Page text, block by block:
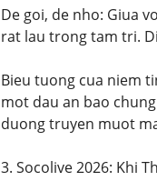
De goi, de nho: Giua
rat lau trong tam tri.
Bieu tuong cua niem
mot dau an bao
duong truyen muot
3. Socolive 2026: Khi